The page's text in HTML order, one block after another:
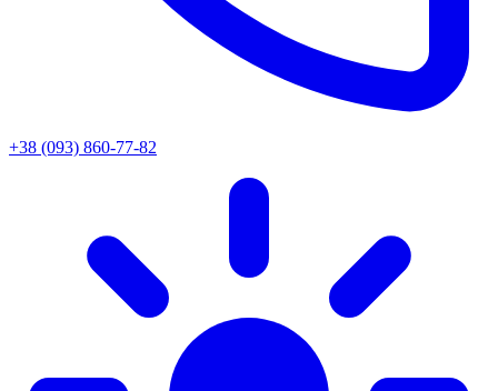
+38 (093) 860-77-82